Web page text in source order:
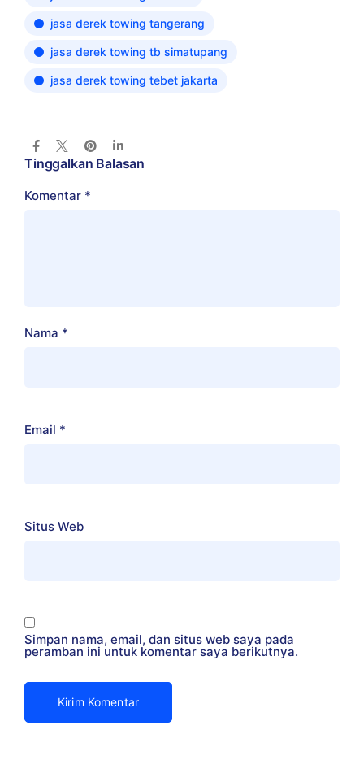
jasa derek towing tangerang
jasa derek towing tb simatupang
jasa derek towing tebet jakarta
Tinggalkan Balasan
Komentar *
Nama *
Email *
Situs Web
Simpan nama, email, dan situs web saya pada
peramban ini untuk komentar saya berikutnya.